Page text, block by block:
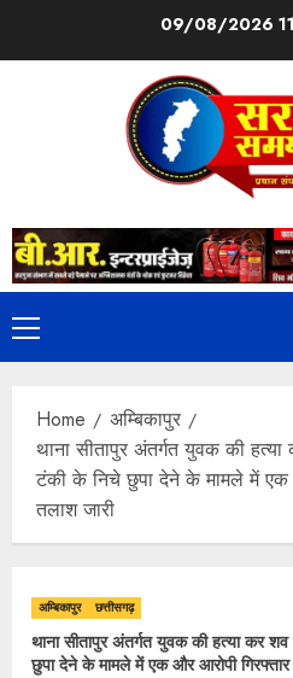
09/08/2026
Home
अम्बिकापुर
थाना सीतापुर अंतर्गत युवक की हत्या
टंकी के निचे छुपा देने के मामले में एक
तलाश जारी
अम्बिकापुर छत्तीसगढ़
थाना सीतापुर अंतर्गत युवक की हत्या कर शव
छुपा देने के मामले में एक और आरोपी